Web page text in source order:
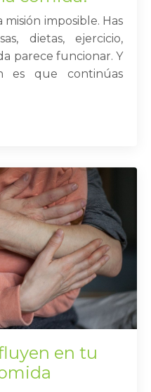
imposible. Has
dietas, ejercicio,
parece funcionar. Y
es que continúas
en tu